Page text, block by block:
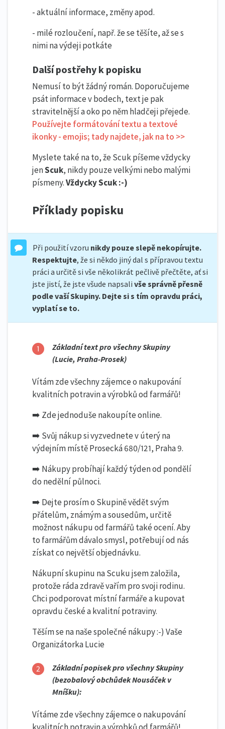
- aktuální informace, změny apod.
- milé rozloučení, např. že se těšíte, až se s
nimi na výdeji potkáte
Další postřehy k popisku
Nemusí to být žádný román. Doporučujeme
psát informace v bodech, text je pak
stravitelnější a oko po něm hladčeji přejede.
Používejte formátování textu a textové
ikonky - emojis; tady najdete, jak na to >>
Myslete také na to, že Scuk píšeme vždycky
jenScuk, nikdy pouze velkými nebo malými
písmeny.Vždycky Scuk :-)
Příklady popisku
Při použití vzoru nikdy pouze slepě nekopírujte.
Respektujte, že si někdo jiný dal s přípravou textu
práci a určitě si vše několikrát pečlivě přečtěte, ať si
jste jistí, že jste všude napsali vše správně přesně
podle vaší Skupiny. Dejte si s tím opravdu práci,
vyplatí se to.
Základní text pro všechny Skupiny
(Lucie, Praha-Prosek)
Vítám zde všechny zájemce o nakupování
kvalitních potravin a výrobků od farmářů!
➡️ Zde jednoduše nakoupíte online.
➡️ Svůj nákup si vyzvednete v úterý na
výdejním místě Prosecká 680/121, Praha 9.
➡️ Nákupy probíhají každý týden od pondělí
do nedělní půlnoci.
➡️ Dejte prosím o Skupině vědět svým
přátelům, známým a sousedům, určitě
možnost nákupu od farmářů také ocení. Aby
to farmářům dávalo smysl, potřebují od nás
získat co největší objednávku.
Nákupní skupinu na Scuku jsem založila,
protože ráda zdravě vařím pro svoji rodinu.
Chci podporovat místní farmáře a kupovat
opravdu české a kvalitní potraviny.
Těším se na naše společné nákupy :-) Vaše
Organizátorka Lucie
Základní popisek pro všechny Skupiny
(bezobalový obchůdek Nousáček v
Mníšku):
Vítáme zde všechny zájemce o nakupování